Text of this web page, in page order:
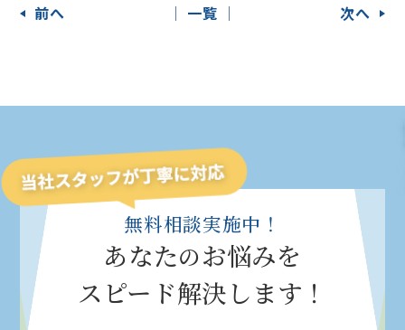
前へ 次へ
│ 一覧 │
無料相談実施中！
あなたのお悩みを
スピード解決します！